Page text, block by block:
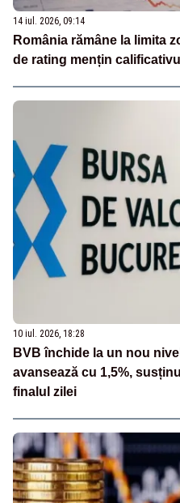
14 iul. 2026, 09:14
România rămâne la limita
de rating mențin
10 iul. 2026, 18:28
BVB închide la un nou
avansează cu 1,5%,
finalul zilei